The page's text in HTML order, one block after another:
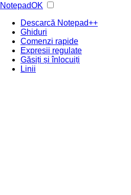
NotepadOK
Descarcă Notepad++
Ghiduri
Comenzi rapide
Expresii regulate
Găsiți și înlocuiți
Linii